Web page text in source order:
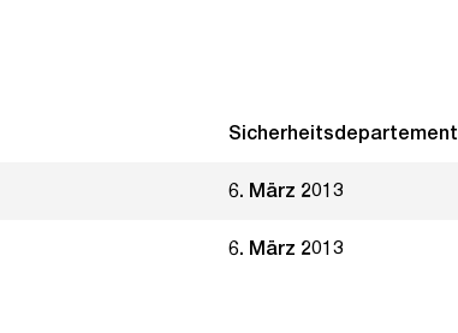
Sicherheitsdepartement
6. März 2013
6. März 2013